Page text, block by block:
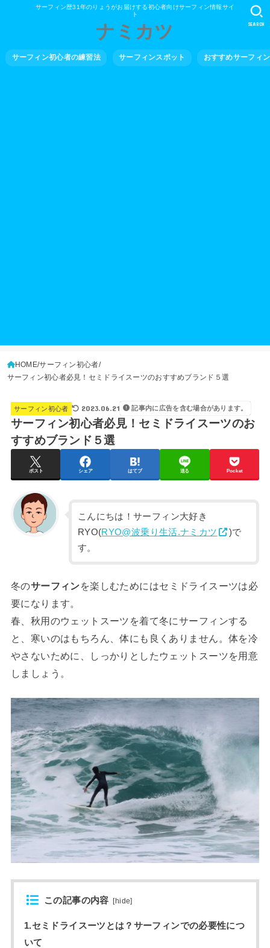
サーフィン歴31年のりょうがお届けする初心者向けサーフィン情報サイ
ト
ナミカツ
サーフィン初心者の練習法 サーフィンスポット おすすめサーフィ
SEARCH
HOME サーフィン初心者
サーフィン初心者必見！セミドライスーツのおすすめブランド５選
サーフィン初心者 2023.06.21 記事内に広告を含む場合があります。
サーフィン初心者必見！セミドライスーツのお
すすめブランド５選
ポスト シェア はてブ 送る Pocket
こんにちは！サーフィン大好き
RYO(RYO@波乗り生活.ナミカツ
)で
す。
冬のサーフィンを楽しむためにはセミドライスーツは必
要になります。
春、秋用のウェットスーツを着て冬にサーフィンする
と、寒いのはもちろん、体にも良くありません。体を冷
やさないために、しっかりとしたウェットスーツを用意
しましょう。
この記事の内容 [hide]
1.セミドライスーツとは？サーフィンでの必要性につ
いて